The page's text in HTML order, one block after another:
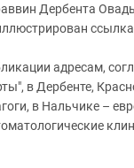
Дербента
адресам,
в Дербенте,
в Нальчике –